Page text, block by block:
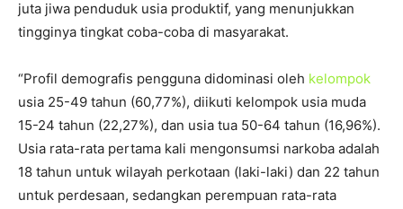
juta jiwa penduduk usia produktif, yang menunjukkan
tingginya tingkat coba-coba di masyarakat.
“Profil demografis pengguna didominasi oleh kelompok
usia 25-49 tahun (60,77%), diikuti kelompok usia muda
15-24 tahun (22,27%), dan usia tua 50-64 tahun (16,96%).
Usia rata-rata pertama kali mengonsumsi narkoba adalah
18 tahun untuk wilayah perkotaan (laki-laki) dan 22 tahun
untuk perdesaan, sedangkan perempuan rata-rata